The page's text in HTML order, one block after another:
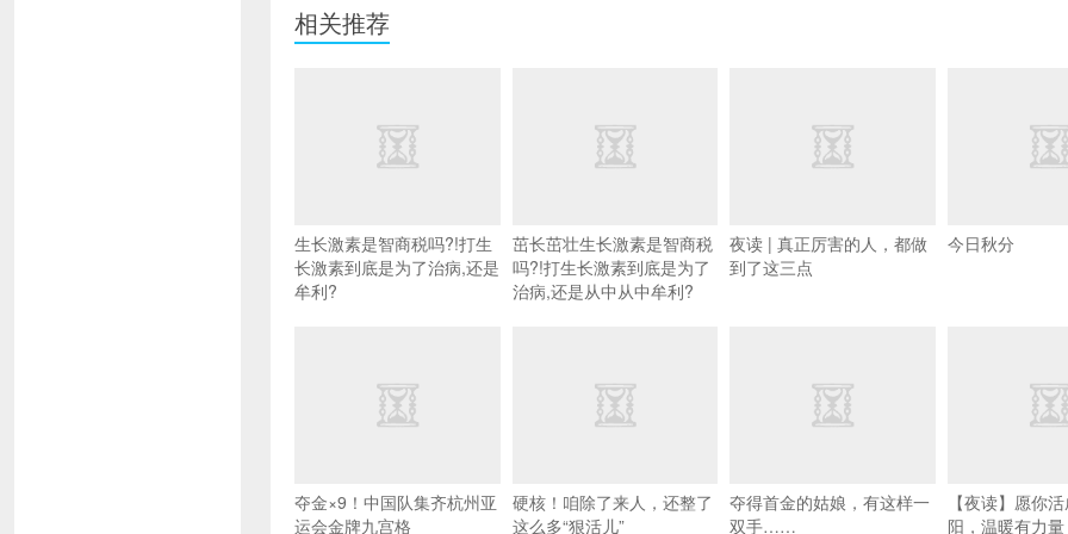
相关推荐
生长激素是智商税吗?!打生
长激素到底是为了治病,还是
牟利?
茁长茁壮生长激素是智商税
吗?!打生长激素到底是为了
治病,还是从中从中牟利?
夜读 | 真正厉害的人，都做
到了这三点
今日秋分
夺金×9！中国队集齐杭州亚
运会金牌九宫格
硬核！咱除了来人，还整了
这么多“狠活儿”
夺得首金的姑娘，有这样一
双手……
【夜读】愿你
阳，温暖有力量